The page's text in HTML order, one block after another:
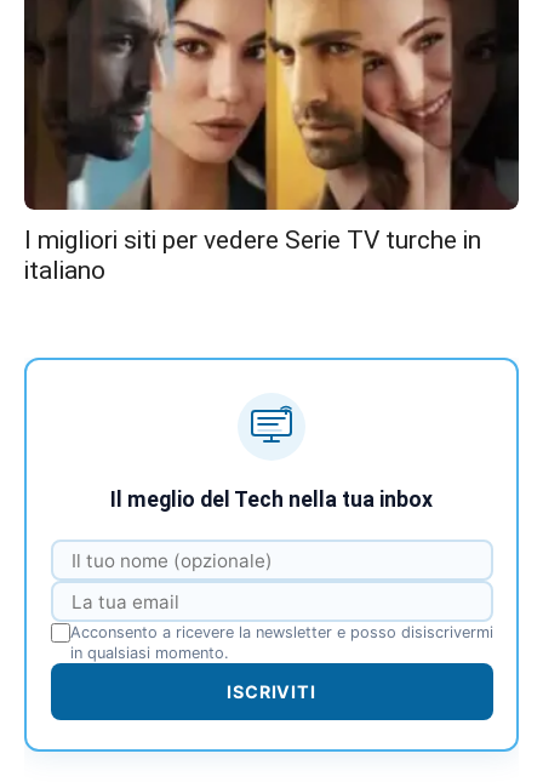
I migliori siti per vedere Serie TV turche in
italiano
Il meglio del Tech nella tua inbox
Acconsento a ricevere la newsletter e posso disiscrivermi
in qualsiasi momento.
ISCRIVITI